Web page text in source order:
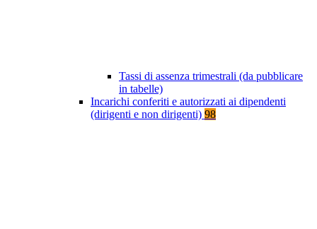
Tassi di assenza trimestrali (da pubblicare
in tabelle)
Incarichi conferiti e autorizzati ai dipendenti
(dirigenti e non dirigenti) 98